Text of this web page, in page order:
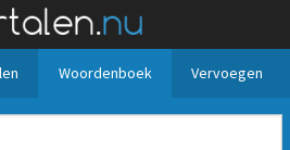
Woordenboek Vervoegen